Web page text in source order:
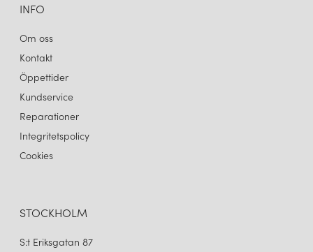
INFO
Om oss
Kontakt
Öppettider
Kundservice
Reparationer
Integritetspolicy
Cookies
STOCKHOLM
S:t Eriksgatan 87